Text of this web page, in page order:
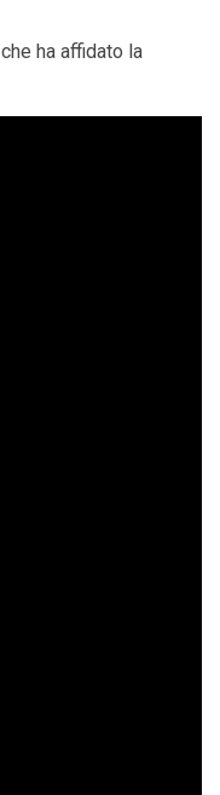
che ha affidato la